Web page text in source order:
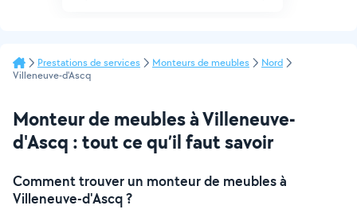
Prestations de services Monteurs de meubles
Nord
Villeneuve-d'Ascq
Monteur de meubles à Villeneuve-
d'Ascq : tout ce qu’il faut savoir
Comment trouver un monteur de meubles à
Villeneuve-d'Ascq ?